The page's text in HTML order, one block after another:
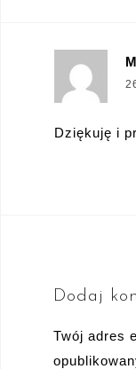
Dziękuję i
Dodaj
Twój adres